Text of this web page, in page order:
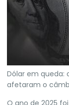
Dólar em queda:
afetaram o
O ano de 2025